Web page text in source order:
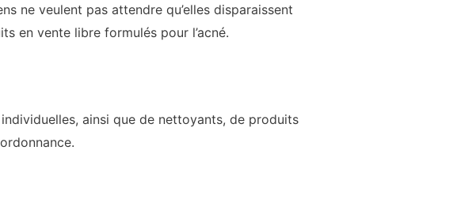
ne veulent pas attendre qu’elles disparaissent
en vente libre formulés pour l’acné.
ainsi que de nettoyants, de produits